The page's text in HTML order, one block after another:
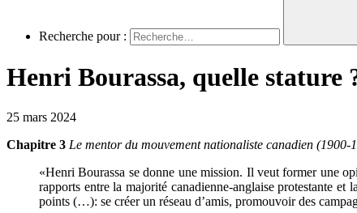
Recherche pour :
Henri Bourassa, quelle stature
25 mars 2024
Chapitre 3 Le mentor du mouvement nationaliste canadien (1900-
«Henri Bourassa se donne une mission. Il veut former une
rapports entre la majorité canadienne-anglaise protestante
points (…): se créer un réseau d’amis, promouvoir des